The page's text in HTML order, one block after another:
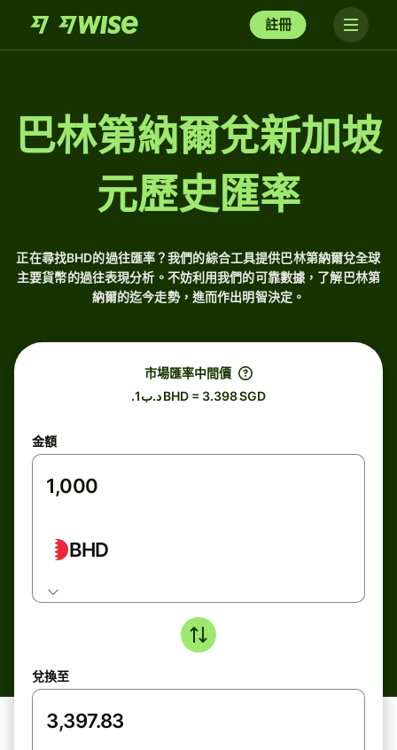
註冊
巴林第納爾兌新加坡
元歷史匯率
正在尋找BHD的過往匯率？我們的綜合工具提供巴林第納爾兌全球
主要貨幣的過往表現分析。不妨利用我們的可靠數據，了解巴林第
納爾的迄今走勢，進而作出明智決定。
市場匯率中間價
.د.ب1 BHD = 3.398 SGD
金額
BHD
兌換至